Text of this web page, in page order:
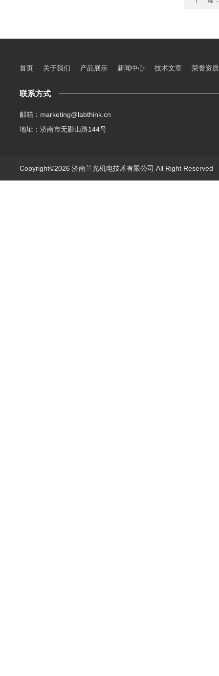
首页 关于我们 产品展示 新闻中心 技术文章 荣誉资质
联系方式
邮箱：marketing@labthink.cn
地址：济南市无影山路144号
Copyright©2026 济南兰光机电技术有限公司 All Right